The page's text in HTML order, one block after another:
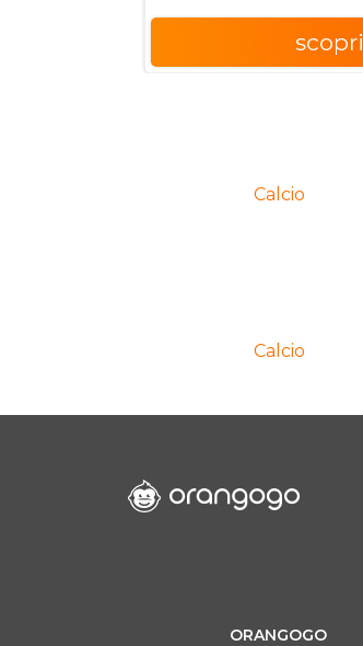
scopri
Calcio
Calcio
ORANGOGO